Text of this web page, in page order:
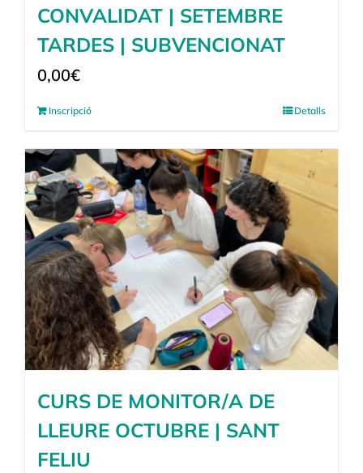
CONVALIDAT | SETEMBRE
TARDES | SUBVENCIONAT
0,00€
Inscripció Detalls
CURS DE MONITOR/A DE
LLEURE OCTUBRE | SANT
FELIU